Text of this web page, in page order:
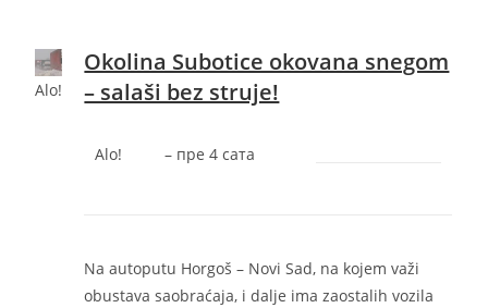
Alo!
Okolina Subotice okovana snegom
– salaši bez struje!
Alo! – ‎пре 4 сата‎
Na autoputu Horgoš – Novi Sad, na kojem važi
obustava saobraćaja, i dalje ima zaostalih vozila